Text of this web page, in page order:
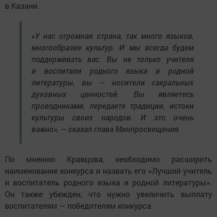
в Казани.
«У нас огромная страна, так много языков,
многообразие культур. И мы всегда будем
поддерживать вас. Вы не только учителя
и воспитали родного языка и родной
литературы, вы — носители сакральных
духовных ценностей. Вы являетесь
проводниками, передаете традиции, истоки
культуры своих народов. И это очень
важно», — сказал глава Минпросвещения.
По мнению Кравцова, необходимо расширить
наименование конкурса и назвать его «Лучший учитель
и воспитатель родного языка и родной литературы».
Он также убежден, что нужно увеличить выплату
воспитателям — победителям конкурса.